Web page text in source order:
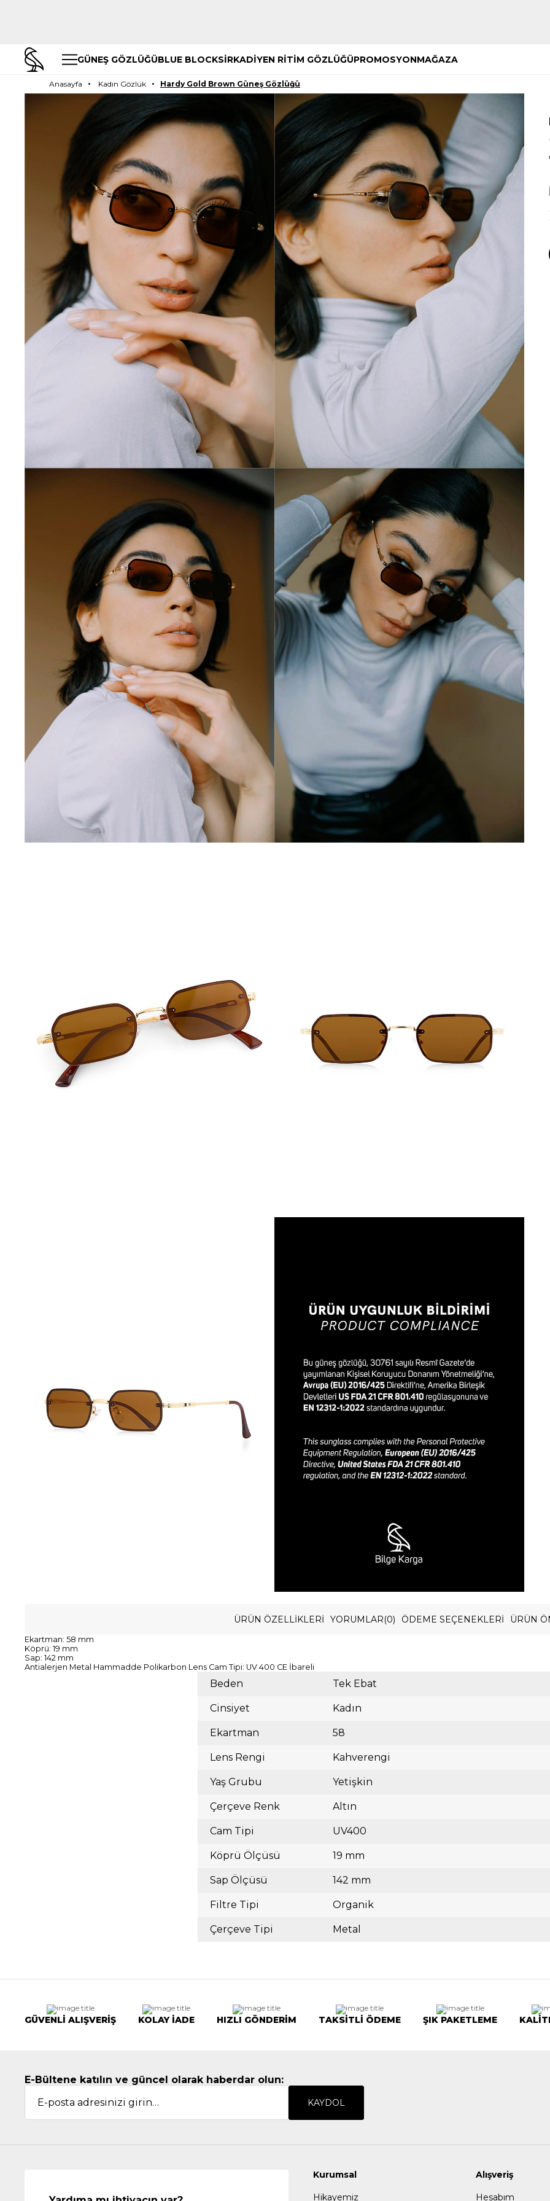
GÜNEŞ GÖZLÜĞÜBLUE BLOCKSİRKADİYEN RİTİM GÖZLÜĞÜPROMOSYONMAĞAZA
Anasayfa Kadın Gözlük Hardy Gold Brown Güneş Gözlüğü
ÜRÜN ÖZELLIKLERI YORUMLAR(0) ÖDEME SEÇENEKLERI ÜRÜN
Ekartman: 58 mm
Köprü: 19 mm
Sap: 142 mm
Antialerjen Metal Hammadde Polikarbon Lens Cam Tipi: UV 400 CE İbareli
Beden Tek Ebat
Cinsiyet Kadın
Ekartman 58
Lens Rengi Kahverengi
Yaş Grubu Yetişkin
Çerçeve Renk Altın
Cam Tipi UV400
Köprü Ölçüsü 19 mm
Sap Ölçüsü 142 mm
Filtre Tipi Organik
Çerçeve Tipi Metal
GÜVENLİ ALIŞVERİŞ KOLAY İADE HIZLI GÖNDERİM TAKSİTLİ ÖDEME ŞIK PAKETLEME
E-Bültene katılın ve güncel olarak haberdar olun:
KAYDOL
Kurumsal
Hikayemiz
Alışveriş
Hesabım